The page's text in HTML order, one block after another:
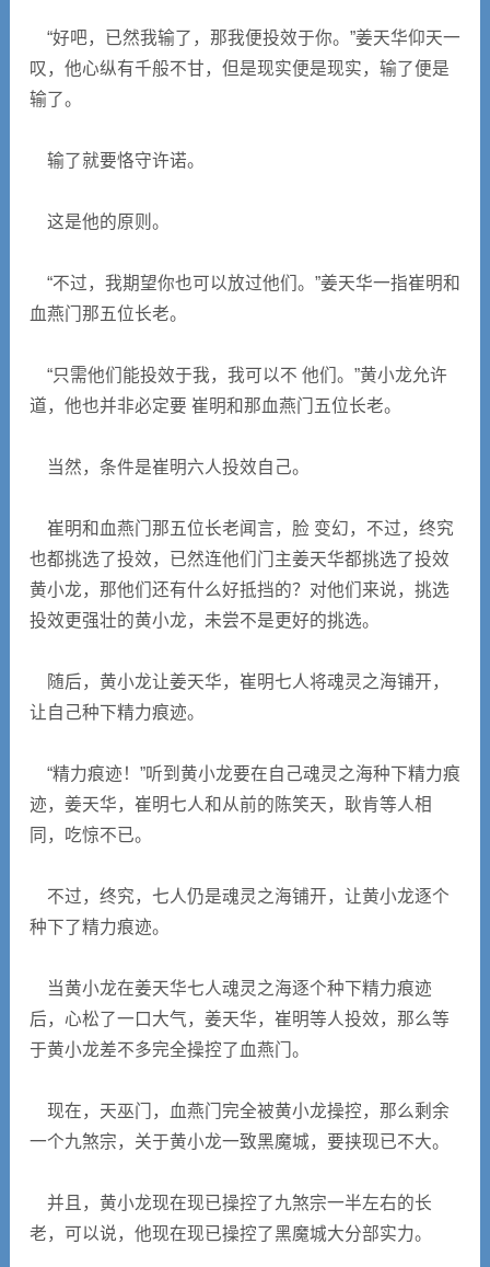
“好吧，已然我输了，那我便投效于你。”姜天华仰天一
叹，他心纵有千般不甘，但是现实便是现实，输了便是
输了。
输了就要恪守许诺。
这是他的原则。
“不过，我期望你也可以放过他们。”姜天华一指崔明和
血燕门那五位长老。
“只需他们能投效于我，我可以不 他们。”黄小龙允许
道，他也并非必定要 崔明和那血燕门五位长老。
当然，条件是崔明六人投效自己。
崔明和血燕门那五位长老闻言，脸 变幻，不过，终究
也都挑选了投效，已然连他们门主姜天华都挑选了投效
黄小龙，那他们还有什么好抵挡的？对他们来说，挑选
投效更强壮的黄小龙，未尝不是更好的挑选。
随后，黄小龙让姜天华，崔明七人将魂灵之海铺开，
让自己种下精力痕迹。
“精力痕迹！”听到黄小龙要在自己魂灵之海种下精力痕
迹，姜天华，崔明七人和从前的陈笑天，耿肯等人相
同，吃惊不已。
不过，终究，七人仍是魂灵之海铺开，让黄小龙逐个
种下了精力痕迹。
当黄小龙在姜天华七人魂灵之海逐个种下精力痕迹
后，心松了一口大气，姜天华，崔明等人投效，那么等
于黄小龙差不多完全操控了血燕门。
现在，天巫门，血燕门完全被黄小龙操控，那么剩余
一个九煞宗，关于黄小龙一致黑魔城，要挟现已不大。
并且，黄小龙现在现已操控了九煞宗一半左右的长
老，可以说，他现在现已操控了黑魔城大分部实力。